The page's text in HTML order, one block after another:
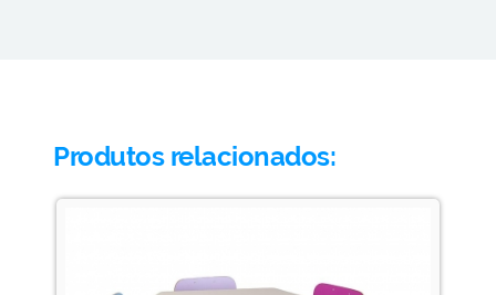
Produtos relacionados: